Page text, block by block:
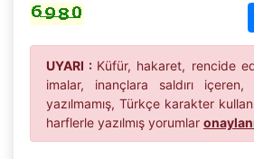
UYARI : Küfür, hakaret, rencide
imalar, inançlara saldırı
yazılmamış, Türkçe karakter
harflerle yazılmış yorumlar